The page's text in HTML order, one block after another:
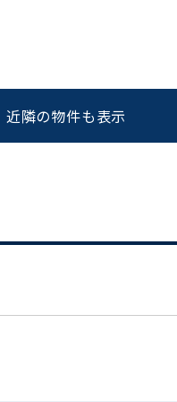
近隣の物件も表示